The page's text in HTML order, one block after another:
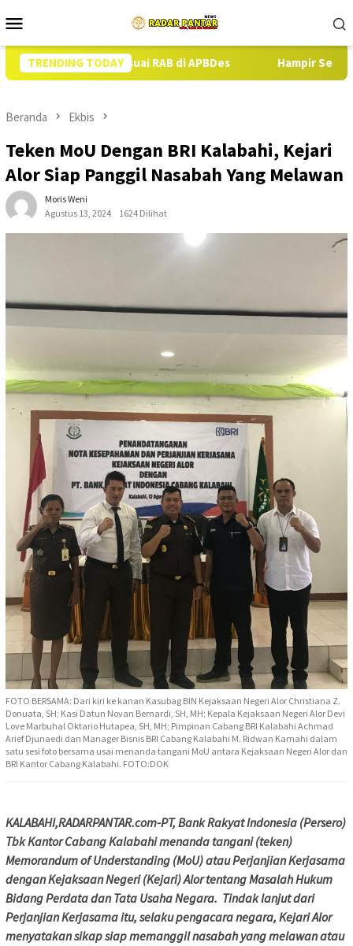
ke
Mobile
TRENDING TODAY
Babi Sesuai RAB di APBDes Hampir Setahun Jaksa
Beranda Ekbis
Teken MoU Dengan BRI Kalabahi, Kejari
Alor Siap Panggil Nasabah Yang Melawan
Moris Weni
Agustus 13, 2024
1624 Dilihat
FOTO BERSAMA: Dari kiri ke kanan Kasubag BIN Kejaksaan Negeri Alor Christiana Z.
Donuata, SH; Kasi Datun Novan Bernardi, SH, MH; Kepala Kejaksaan Negeri Alor Devi
Love Marbuhal Oktario Hutapea, SH, MH; Pimpinan Cabang BRI Kalabahi Achmad
Arief Djunaedi dan Manager Bisnis BRI Cabang Kalabahi M. Ridwan Kamahi dalam
satu sesi foto bersama usai menanda tangani MoU antara Kejaksaan Negeri Alor dan
BRI Kantor Cabang Kalabahi. FOTO:DOK
KALABAHI,RADARPANTAR.com-PT, Bank Rakyat Indonesia (Persero)
Tbk Kantor Cabang Kalabahi menanda tangani (teken)
Memorandum of Understanding (MoU) atau Perjanjian Kerjasama
dengan Kejaksaan Negeri (Kejari) Alor tentang Masalah Hukum
Bidang Perdata dan Tata Usaha Negara. Tindak lanjut dari
Perjanjian Kerjasama itu, selaku pengacara negara, Kejari Alor
menyatakan sikap siap memanggil nasabah yang melawan atau